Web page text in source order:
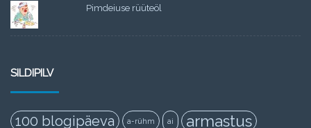
Pimdeiuse rüüteöl
SILDIPILV
100 blogipäeva a-rühm ai armastus